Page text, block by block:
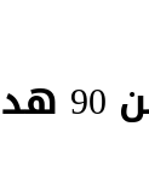
الجيش